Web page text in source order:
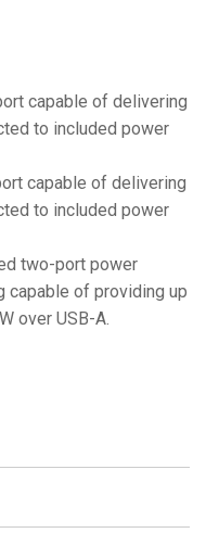
capable of delivering
to included power
capable of delivering
to included power
two-port power
capable of providing up
over USB-A.